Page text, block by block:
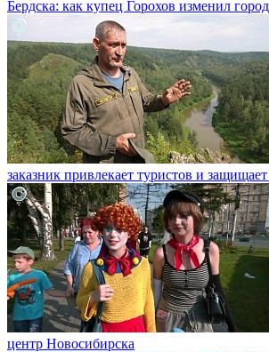
Бердска: как купец Горохов изменил город
заказник привлекает туристов и
центр Новосибирска